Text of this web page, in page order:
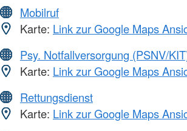
Mobilruf
Karte: Link zur Google Maps
Psy. Notfallversorgung (PSNV/
Karte: Link zur Google Maps
Rettungsdienst
Karte: Link zur Google Maps